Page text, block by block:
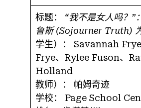
标题：
“我不是女人吗？”
鲁斯 (Sojourner Truth)
学生）：
Savannah
Frye、Rylee Fuson、
Holland
教师）：
帕姆奇迹
学校：
Page School